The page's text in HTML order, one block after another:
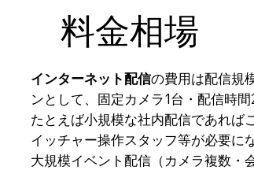
料金相場
インターネット配信の費用は配信規
ンとして、固定カメラ1台・配信時
たとえば小規模な社内配信であれば
イッチャー操作スタッフ等が必要に
大規模イベント配信（カメラ複数・